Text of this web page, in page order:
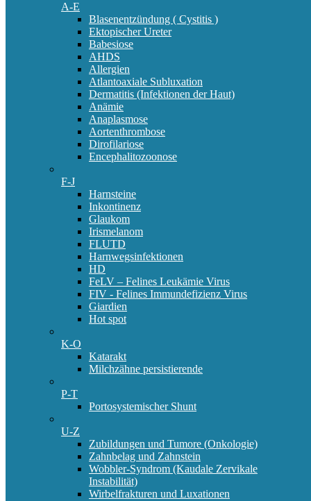
A-E
Blasenentzündung ( Cystitis )
Ektopischer Ureter
Babesiose
AHDS
Allergien
Atlantoaxiale Subluxation
Dermatitis (Infektionen der Haut)
Anämie
Anaplasmose
Aortenthrombose
Dirofilariose
Encephalitozoonose
F-J
Harnsteine
Inkontinenz
Glaukom
Irismelanom
FLUTD
Harnwegsinfektionen
HD
FeLV – Felines Leukämie Virus
FIV - Felines Immundefizienz Virus
Giardien
Hot spot
K-O
Katarakt
Milchzähne persistierende
P-T
Portosystemischer Shunt
U-Z
Zubildungen und Tumore (Onkologie)
Zahnbelag und Zahnstein
Wobbler-Syndrom (Kaudale Zervikale
Instabilität)
Wirbelfrakturen und Luxationen